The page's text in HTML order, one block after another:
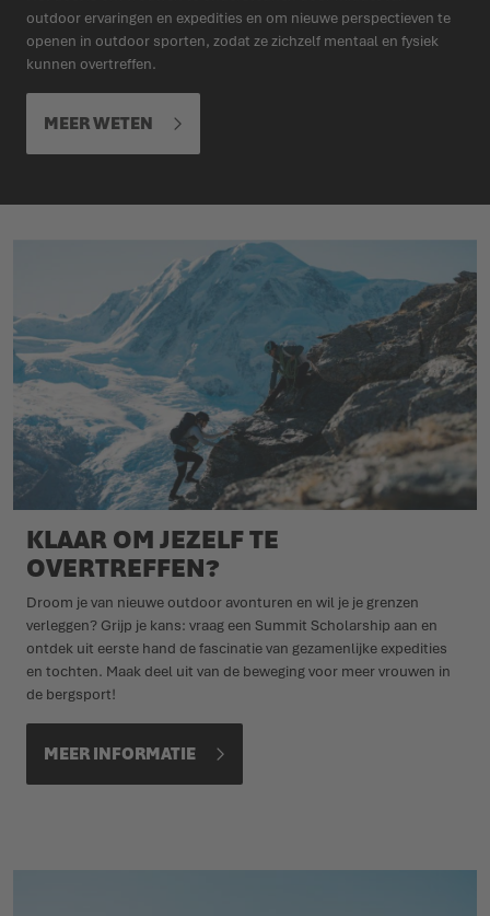
outdoor ervaringen en expedities en om nieuwe perspectieven te
openen in outdoor sporten, zodat ze zichzelf mentaal en fysiek
kunnen overtreffen.
MEER WETEN
KLAAR OM JEZELF TE
OVERTREFFEN?
Droom je van nieuwe outdoor avonturen en wil je je grenzen
verleggen? Grijp je kans: vraag een Summit Scholarship aan en
ontdek uit eerste hand de fascinatie van gezamenlijke expedities
en tochten. Maak deel uit van de beweging voor meer vrouwen in
de bergsport!
MEER INFORMATIE